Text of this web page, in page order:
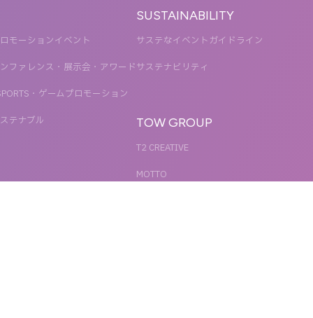
モーションイベント
ファレンス・展示会・アワード
・ゲームプロモーション
テナブル
SUSTAINABILITY
サステなイベントガイドライン
サステナビリティ
TOW GROUP
T2 CREATIVE
MOTTO